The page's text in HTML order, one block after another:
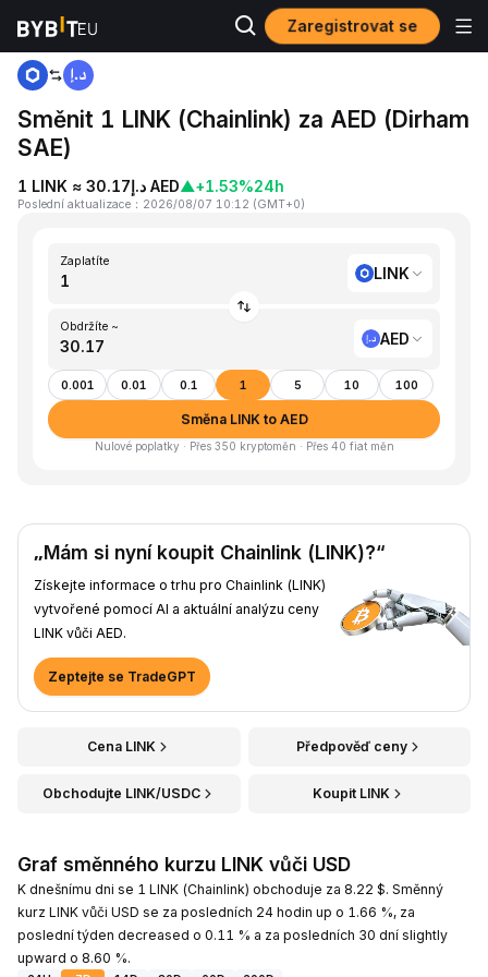
Zaregistrovat se
Domů LINK to AED
Směnit 1 LINK (Chainlink) za AED (Dirham
SAE)
1 LINK ≈ د.إ30.17 AED▲+1.53%24h
Poslední aktualizace ： 2026/08/07 10:12 (GMT+0)
Zaplatíte
LINK
Obdržíte ~
AED
0.001 0.01 0.1 1 5 10 100
Směna LINK to AED
Nulové poplatky · Přes 350 kryptoměn · Přes 40 fiat měn
„Mám si nyní koupit Chainlink (LINK)?“
Získejte informace o trhu pro Chainlink (LINK)
vytvořené pomocí AI a aktuální analýzu ceny
LINK vůči AED.
Zeptejte se TradeGPT
Cena LINK Předpověď ceny
Obchodujte LINK/USDC Koupit LINK
Graf směnného kurzu LINK vůči USD
K dnešnímu dni se 1 LINK (Chainlink) obchoduje za 8.22 $. Směnný
kurz LINK vůči USD se za posledních 24 hodin up o 1.66 %, za
poslední týden decreased o 0.11 % a za posledních 30 dní slightly
upward o 8.60 %.